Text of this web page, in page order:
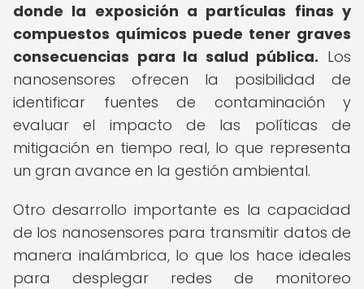
donde la exposición a partículas finas y
compuestos químicos puede tener graves
consecuencias para la salud pública. Los
nanosensores ofrecen la posibilidad de
identificar fuentes de contaminación y
evaluar el impacto de las políticas de
mitigación en tiempo real, lo que representa
un gran avance en la gestión ambiental.
Otro desarrollo importante es la capacidad
de los nanosensores para transmitir datos de
manera inalámbrica, lo que los hace ideales
para desplegar redes de monitoreo